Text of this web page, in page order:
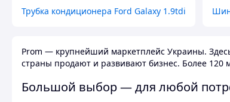
Трубка кондиционера Ford Galaxy 1.9tdi
Prom — крупнейший маркетплейс Украины.
страны продают и развивают бизнес. Более 120
Большой выбор — для любой